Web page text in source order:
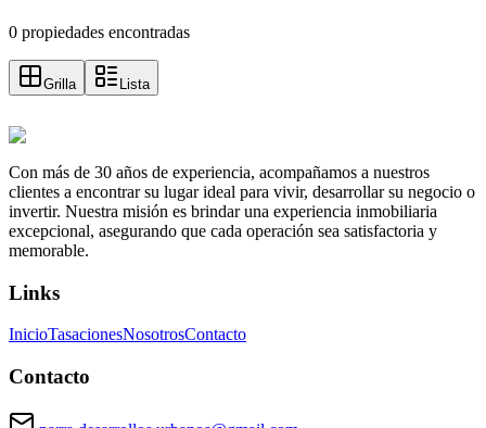
0 propiedades encontradas
Grilla Lista
Con más de 30 años de experiencia, acompañamos a nuestros
clientes a encontrar su lugar ideal para vivir, desarrollar su negocio o
invertir. Nuestra misión es brindar una experiencia inmobiliaria
excepcional, asegurando que cada operación sea satisfactoria y
memorable.
Links
InicioTasacionesNosotrosContacto
Contacto